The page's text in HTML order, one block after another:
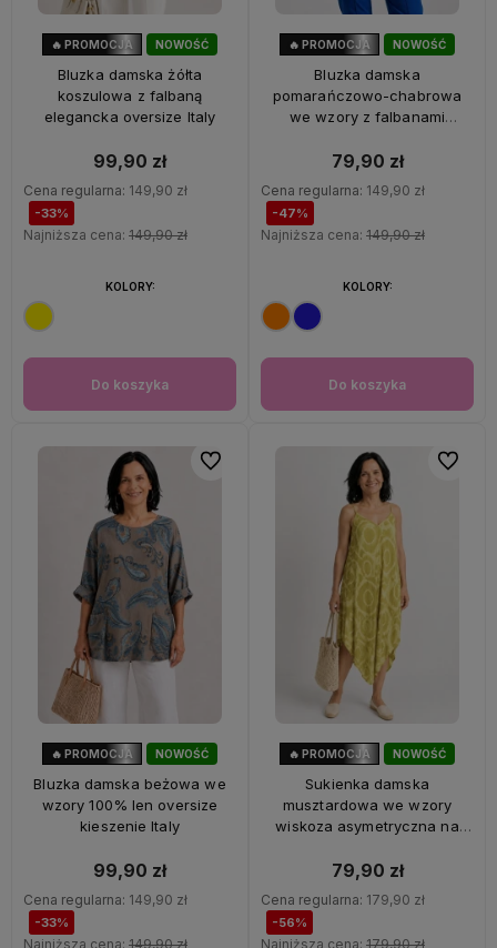
NOWOŚĆ
OKAZJA
🔥 PROMOCJA
Bluzka damska żółta
koszulowa z falbaną
elegancka oversize Italy
99,90 zł
Cena regularna: 149,90 zł
-33%
Najniższa cena: 149,90 zł
Do koszyka
KOLORY:
NOWOŚĆ
🔥 PROMOCJA
Bluzka damska
pomarańczowo-chabrowa
we wzory z falbanami
79,90 zł
Cena regularna: 149,90 zł
-47%
Najniższa cena: 149,90 zł
Do koszyka
KOLORY:
NOWOŚĆ
OKAZJA
🔥 PROMOCJA
Bluzka damska beżowa we
wzory 100% len oversize
kieszenie Italy
99,90 zł
Cena regularna: 149,90 zł
-33%
Najniższa cena: 149,90 zł
Do ulubionych
NOWOŚĆ
🔥 PROMOCJA
Sukienka damska
musztardowa we wzory
wiskoza asymetryczna na
79,90 zł
Cena regularna: 179,90 zł
-56%
Najniższa cena: 179,90 zł
Do